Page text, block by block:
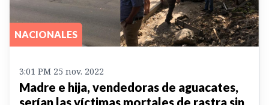
NACIONALES
3:01 PM 25 nov. 2022
Madre e hija, vendedoras de aguacates,